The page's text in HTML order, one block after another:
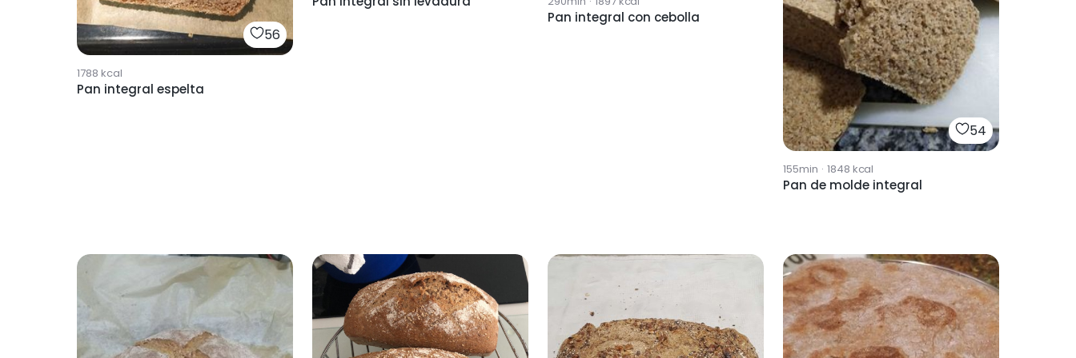
56
1788 kcal
Pan integral espelta
Pan integral con cebolla
54
155min · 1848 kcal
Pan de molde integral